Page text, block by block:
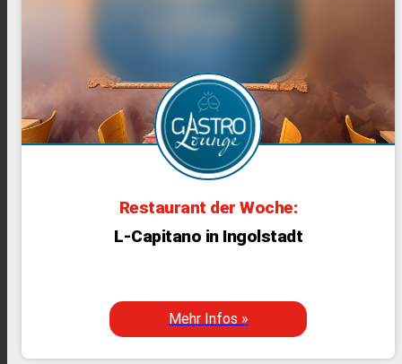
Restaurant der Woche:
L-Capitano in Ingolstadt
Mehr Infos »